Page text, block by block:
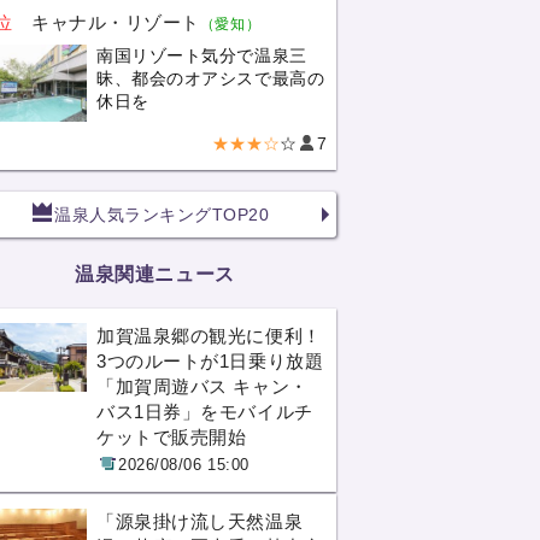
キャナル・リゾート （愛知）
南国リゾート気分で温泉三
昧、都会のオアシスで最高の
休日を
★★★☆☆ 7
温泉人気ランキングTOP20
温泉関連ニュース
加賀温泉郷の観光に便利！
3つのルートが1日乗り放題
「加賀周遊バス キャン・
バス1日券」をモバイルチ
ケットで販売開始
2026/08/06 15:00
「源泉掛け流し天然温泉